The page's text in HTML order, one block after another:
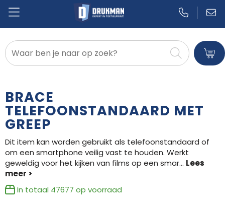
Badtextiel en Douche
Bodywarmers
Broeken en Rokken
Caps, Hoeden en Mutsen
Dekens, Fleecedekens en Kussens
BRACE
TELEFOONSTANDAARD MET
GREEP
Dit item kan worden gebruikt als telefoonstandaard of
om een smartphone veilig vast te houden. Werkt
geweldig voor het kijken van films op een smar...
In totaal 47677 op voorraad